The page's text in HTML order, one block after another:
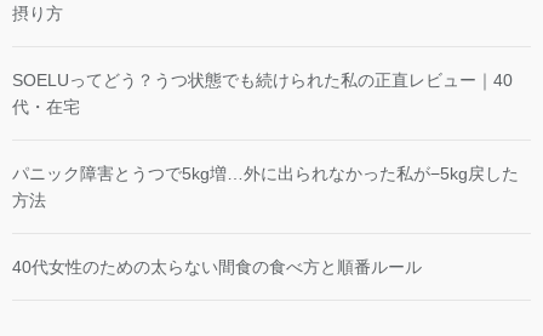
摂り方
SOELUってどう？うつ状態でも続けられた私の正直レビュー｜40
代・在宅
パニック障害とうつで5kg増…外に出られなかった私が−5kg戻した
方法
40代女性のための太らない間食の食べ方と順番ルール